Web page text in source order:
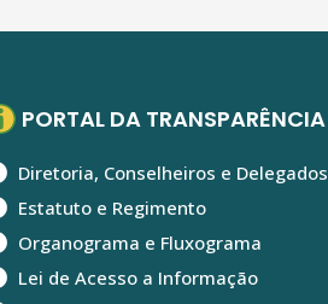
PORTAL DA TRANSPARÊNCIA
Diretoria, Conselheiros e Delegados
Estatuto e Regimento
Organograma e Fluxograma
Lei de Acesso a Informação